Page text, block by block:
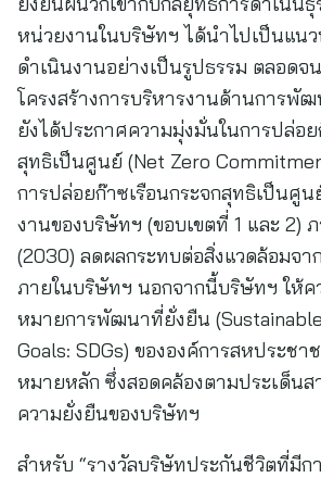
หน่วยงานในบริษัทฯ ได้นำไปเป็นแน
ดำเนินงานอย่างเป็นรูปธรรม ตลอดจ
โครงสร้างการบริหารงานด้านการพั
ยังได้ประกาศความมุ่งมั่นในการปล่อย
สุทธิเป็นศูนย์ (Net Zero
การปล่อยก๊าซเรือนกระจกสุทธิเป็นศูน
งานของบริษัทฯ (ขอบเขตที่ 1 และ 2)
(2030) ลดผลกระทบต่อสิ่งแวดล้อมจา
ภายในบริษัทฯ นอกจากนี้บริษัทฯ ให้ค
หมายการพัฒนาที่ยั่งยืน
Goals: SDGs) ขององค์การสหประชา
หมายหลัก ซึ่งสอดคล้องตามประเด็น
ความยั่งยืนของบริษัทฯ
สำหรับ “รางวัลบริษัทประกันชีวิตที่มีก